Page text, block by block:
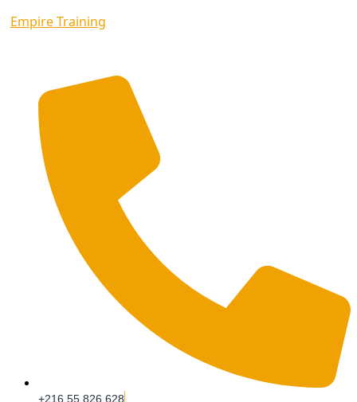
Empire Training
+216 55 826 628